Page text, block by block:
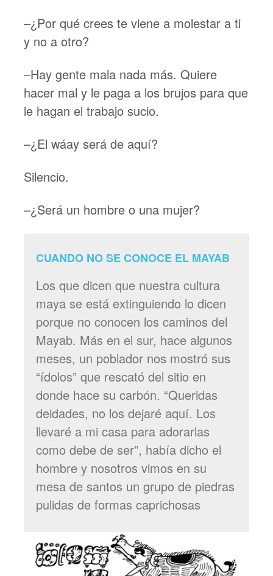
–¿Por qué crees te viene a molestar a ti
y no a otro?
–Hay gente mala nada más. Quiere
hacer mal y le paga a los brujos para que
le hagan el trabajo sucio.
–¿El wáay será de aquí?
Silencio.
–¿Será un hombre o una mujer?
CUANDO NO SE CONOCE EL MAYAB
Los que dicen que nuestra cultura
maya se está extinguiendo lo dicen
porque no conocen los caminos del
Mayab. Más en el sur, hace algunos
meses, un poblador nos mostró sus
“ídolos” que rescató del sitio en
donde hace su carbón. “Queridas
deidades, no los dejaré aquí. Los
llevaré a mi casa para adorarlas
como debe de ser”, había dicho el
hombre y nosotros vimos en su
mesa de santos un grupo de piedras
pulidas de formas caprichosas